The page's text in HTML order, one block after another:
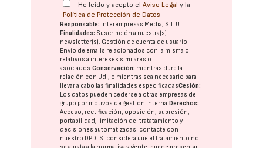
He leído y acepto elAviso Legal y la
Política de Protección de Datos
Responsable: Interempresas Media, S.L.U.
Finalidades: Suscripción a nuestra(s)
newsletter(s). Gestión de cuenta de usuario.
Envío de emails relacionados con la misma o
relativos a intereses similares o
asociados.Conservación: mientras dure la
relación con Ud., o mientras sea necesario para
llevar a cabo las finalidades especificadasCesión:
Los datos pueden cederse a otras empresas del
grupo por motivos de gestión interna. Derechos:
Acceso, rectificación, oposición, supresión,
portabilidad, limitación del tratatamiento y
decisiones automatizadas: contacte con
nuestro DPD. Si considera que el tratamiento no